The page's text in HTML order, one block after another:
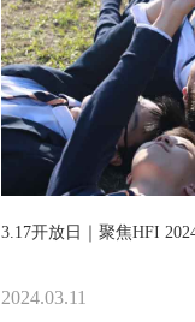
3.17开放日｜聚焦HFI
2024.03.11